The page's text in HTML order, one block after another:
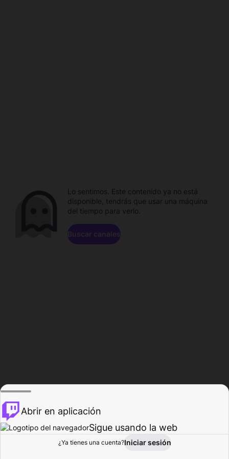
Explorar Actividad
Lo sentimos. Este contenido ya no está
disponible, tendrás que usar una máquina
del tiempo para verlo.
Buscar canales
Abrir en aplicación
Sigue usando la web
¿Ya tienes una cuenta?Iniciar sesión